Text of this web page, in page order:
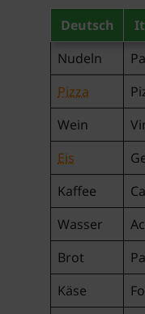
Deutsch
Nudeln
Pizza
Wein
Eis
Kaffee
Wasser
Brot
Käse